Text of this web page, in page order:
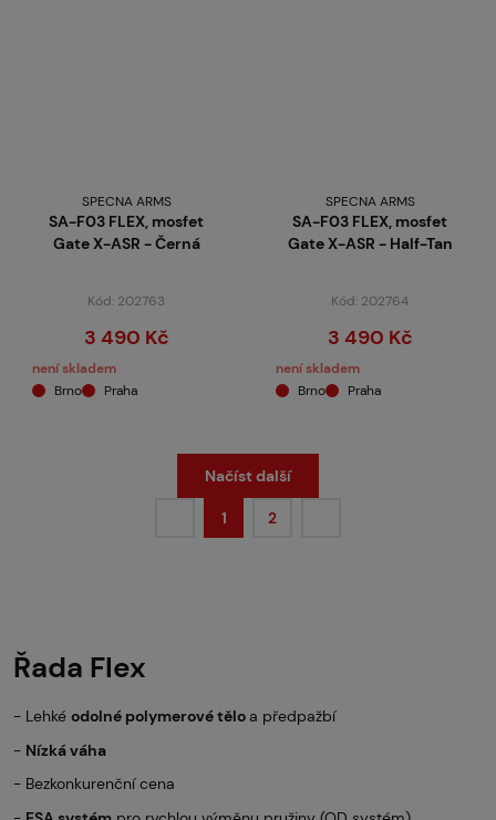
SPECNA ARMS
SA-F03 FLEX, mosfet
Gate X-ASR - Černá
Kód: 202763
3 490 Kč
není skladem
Brno
Praha
SPECNA ARMS
SA-F03 FLEX, mosfet
Gate X-ASR - Half-Tan
Kód: 202764
3 490 Kč
není skladem
Brno
Praha
Načíst další
1 2
Řada Flex
- Lehké odolné polymerové těloa předpažbí
- Nízká váha
- Bezkonkurenční cena